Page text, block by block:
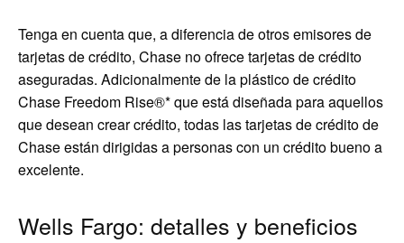
Tenga en cuenta que, a diferencia de otros emisores de
tarjetas de crédito, Chase no ofrece tarjetas de crédito
aseguradas. Adicionalmente de la plástico de crédito
Chase Freedom Rise®* que está diseñada para aquellos
que desean crear crédito, todas las tarjetas de crédito de
Chase están dirigidas a personas con un crédito bueno a
excelente.
Wells Fargo: detalles y beneficios